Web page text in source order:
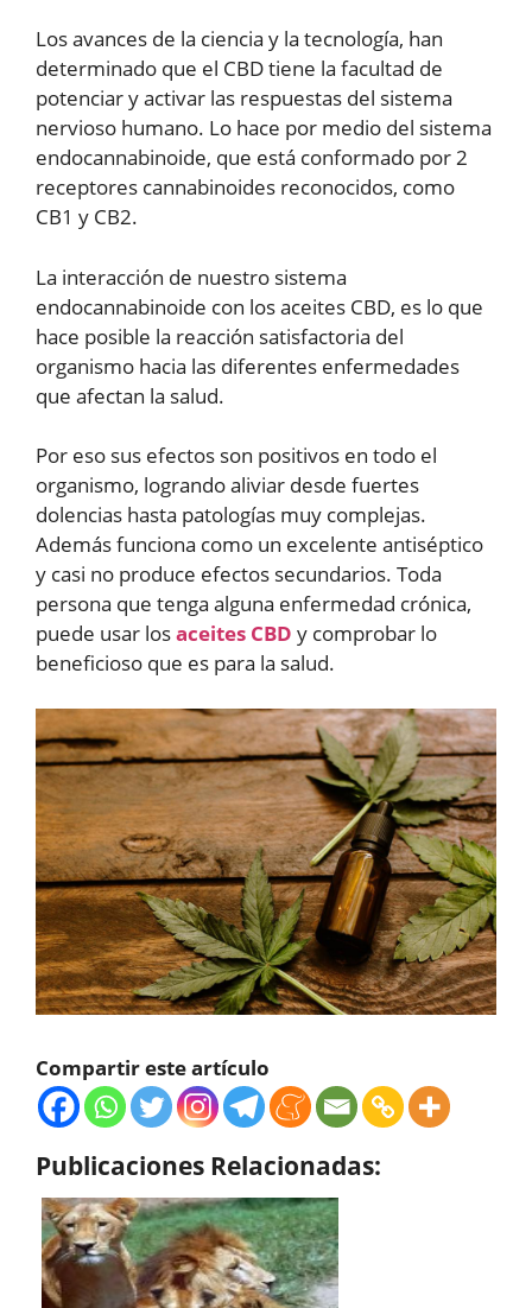
Los avances de la ciencia y la tecnología, han
determinado que el CBD tiene la facultad de
potenciar y activar las respuestas del sistema
nervioso humano. Lo hace por medio del sistema
endocannabinoide, que está conformado por 2
receptores cannabinoides reconocidos, como
CB1 y CB2.
La interacción de nuestro sistema
endocannabinoide con los aceites CBD, es lo que
hace posible la reacción satisfactoria del
organismo hacia las diferentes enfermedades
que afectan la salud.
Por eso sus efectos son positivos en todo el
organismo, logrando aliviar desde fuertes
dolencias hasta patologías muy complejas.
Además funciona como un excelente antiséptico
y casi no produce efectos secundarios. Toda
persona que tenga alguna enfermedad crónica,
puede usar losaceites CBD y comprobar lo
beneficioso que es para la salud.
Compartir este artículo
Publicaciones Relacionadas: